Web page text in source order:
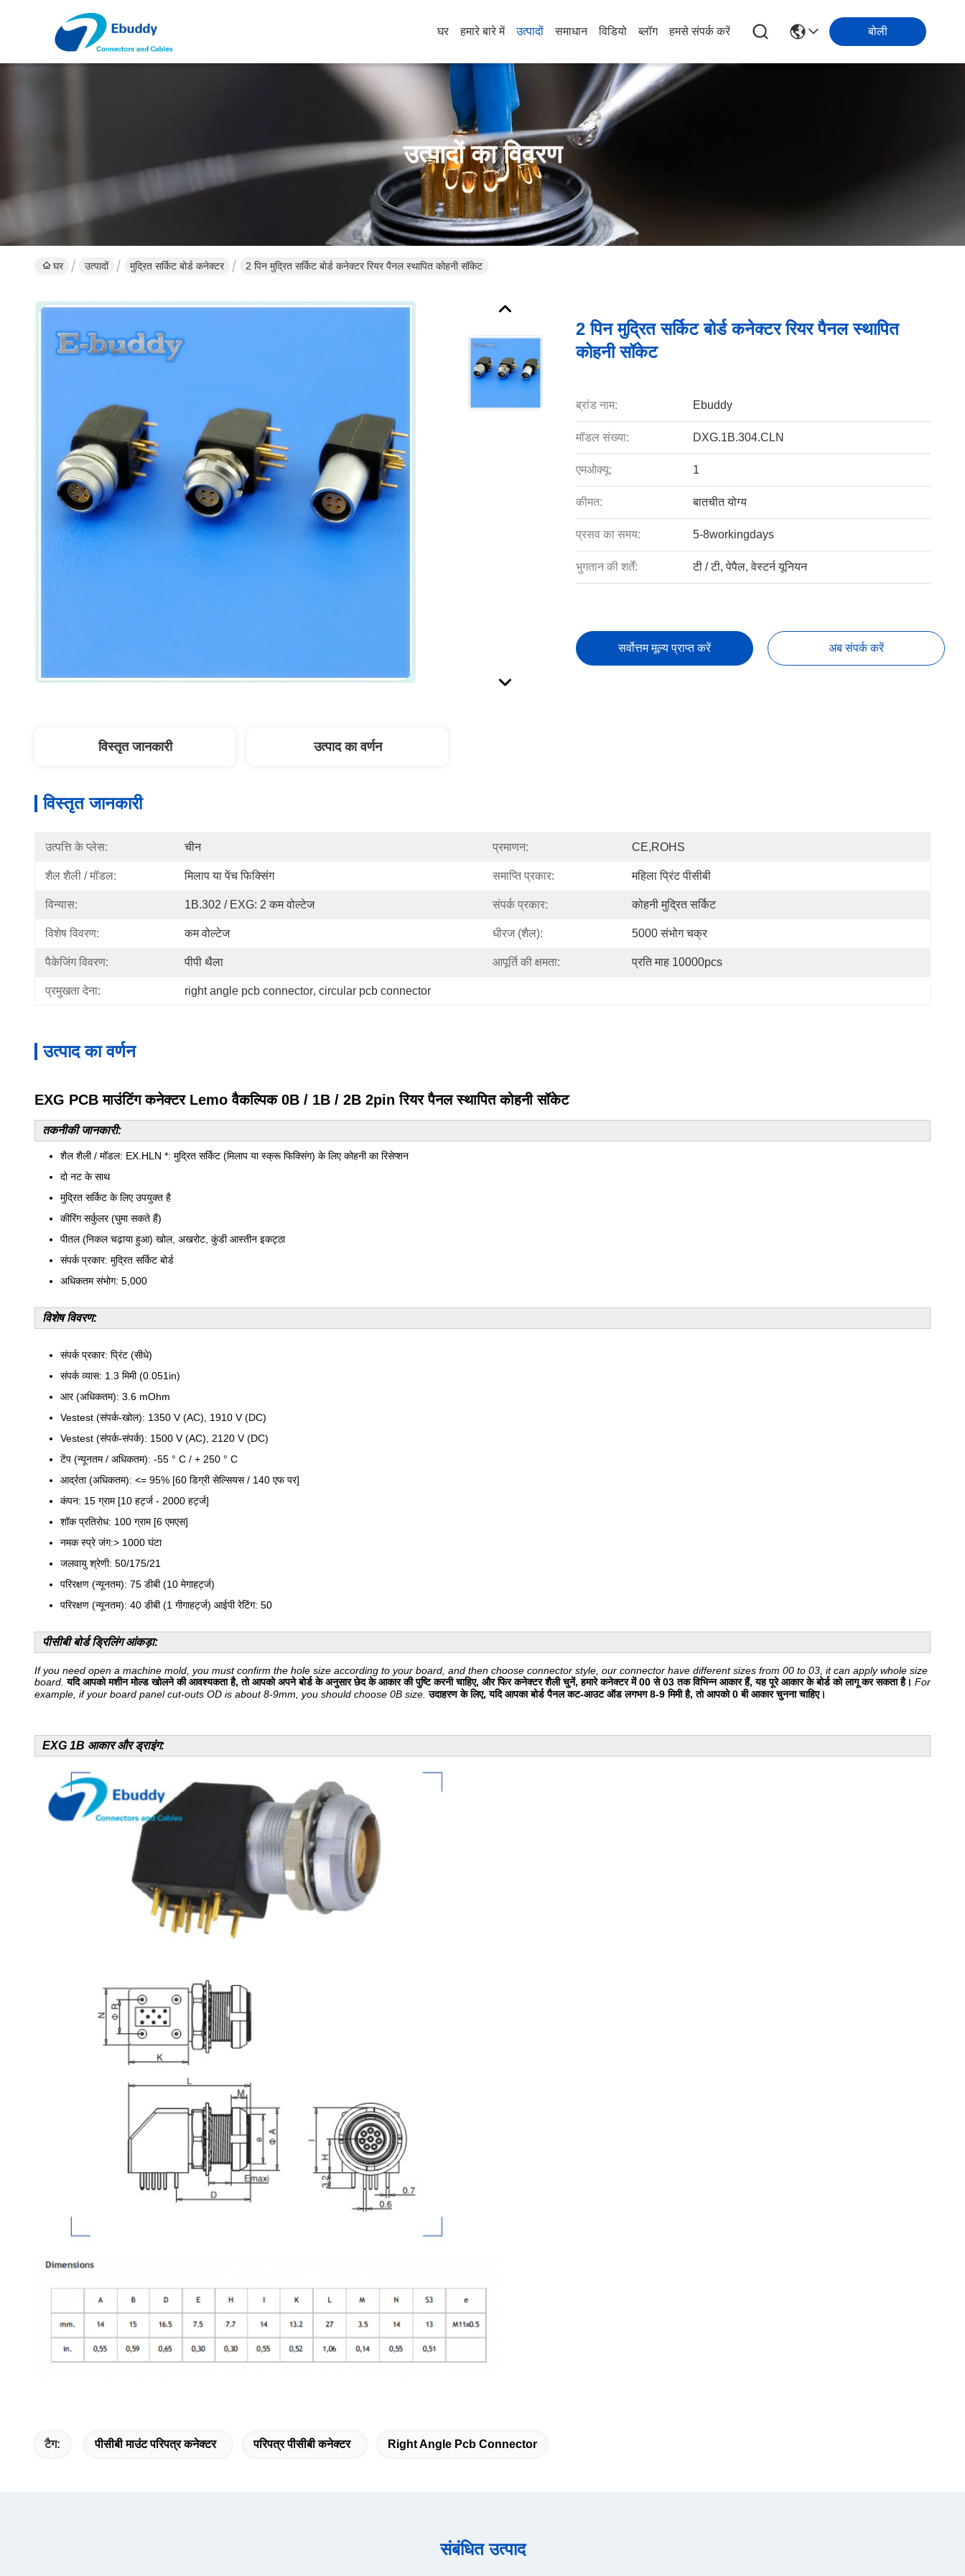
घर हमारे बारे में उत्पादों समाधान विडियो ब्लॉग हमसे संपर्क करें बोली
उत्पादों का विवरण
घर उत्पादों मुद्रित सर्किट बोर्ड कनेक्टर 2 पिन मुद्रित सर्किट बोर्ड कनेक्टर रियर पैनल स्थापित कोहनी सॉकेट
2 पिन मुद्रित सर्किट बोर्ड कनेक्टर रियर पैनल स्थापित
कोहनी सॉकेट
ब्रांड नाम: Ebuddy
मॉडल संख्या: DXG.1B.304.CLN
एमओक्यू: 1
कीमत: बातचीत योग्य
प्रसव का समय: 5-8workingdays
भुगतान की शर्तें: टी / टी, पेपैल, वेस्टर्न यूनियन
सर्वोत्तम मूल्य प्राप्त करें अब संपर्क करें
विस्तृत जानकारी उत्पाद का वर्णन
विस्तृत जानकारी
उत्पत्ति के प्लेस: चीन प्रमाणन: CE,ROHS
शैल शैली / मॉडल: मिलाप या पेंच फिक्सिंग समाप्ति प्रकार: महिला प्रिंट पीसीबी
विन्यास: 1B.302 / EXG: 2 कम वोल्टेज संपर्क प्रकार: कोहनी मुद्रित सर्किट
विशेष विवरण: कम वोल्टेज धीरज (शैल): 5000 संभोग चक्र
पैकेजिंग विवरण: पीपी थैला आपूर्ति की क्षमता: प्रति माह 10000pcs
प्रमुखता देना: right angle pcb connector, circular pcb connector
उत्पाद का वर्णन
EXG PCB माउंटिंग कनेक्टर Lemo वैकल्पिक 0B / 1B / 2B 2pin रियर पैनल स्थापित कोहनी सॉकेट
तकनीकी जानकारी:
शैल शैली / मॉडल: EX.HLN *: मुद्रित सर्किट (मिलाप या स्क्रू फिक्सिंग) के लिए कोहनी का रिसेप्शन
दो नट के साथ
मुद्रित सर्किट के लिए उपयुक्त है
कीरिंग सर्कुलर (घुमा सकते हैं)
पीतल (निकल चढ़ाया हुआ) खोल, अखरोट, कुंडी आस्तीन इकट्ठा
संपर्क प्रकार: मुद्रित सर्किट बोर्ड
अधिकतम संभोग: 5,000
विशेष विवरण:
संपर्क प्रकार: प्रिंट (सीधे)
संपर्क व्यास: 1.3 मिमी (0.051in)
आर (अधिकतम): 3.6 mOhm
Vestest (संपर्क-खोल): 1350 V (AC), 1910 V (DC)
Vestest (संपर्क-संपर्क): 1500 V (AC), 2120 V (DC)
टेंप (न्यूनतम / अधिकतम): -55 ° C / + 250 ° C
आर्द्रता (अधिकतम): <= 95% [60 डिग्री सेल्सियस / 140 एफ पर]
कंपन: 15 ग्राम [10 हर्ट्ज - 2000 हर्ट्ज]
शॉक प्रतिरोध: 100 ग्राम [6 एमएस]
नमक स्प्रे जंग:> 1000 घंटा
जलवायु श्रेणी: 50/175/21
परिरक्षण (न्यूनतम): 75 डीबी (10 मेगाहर्ट्ज)
परिरक्षण (न्यूनतम): 40 डीबी (1 गीगाहर्ट्ज) आईपी रेटिंग: 50
पीसीबी बोर्ड ड्रिलिंग आंकड़ा:
If you need open a machine mold, you must confirm the hole size according to your board, and then choose connector style, our connector have different sizes from 00 to 03, it can apply whole size
board. यदि आपको मशीन मोल्ड खोलने की आवश्यकता है, तो आपको अपने बोर्ड के अनुसार छेद के आकार की पुष्टि करनी चाहिए, और फिर कनेक्टर शैली चुनें, हमारे कनेक्टर में 00 से 03 तक विभिन्न आकार हैं, यह पूरे आकार के बोर्ड को लागू कर सकता है। For
example, if your board panel cut-outs OD is about 8-9mm, you should choose 0B size. उदाहरण के लिए, यदि आपका बोर्ड पैनल कट-आउट ऑड लगभग 8-9 मिमी है, तो आपको 0 बी आकार चुनना चाहिए।
EXG 1B आकार और ड्राइंग:
टैग: पीसीबी माउंट परिपत्र कनेक्टर परिपत्र पीसीबी कनेक्टर Right Angle Pcb Connector
संबंधित उत्पाद